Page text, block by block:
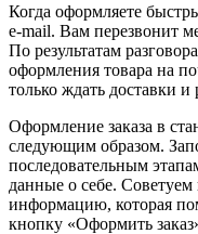
Когда оформляете
e-mail. Вам перезвонит
По результатам
оформления товара на
только ждать доставки и
Оформление заказа в
следующим образом.
последовательным
данные о себе. Советуем
информацию, которая
кнопку «Оформить